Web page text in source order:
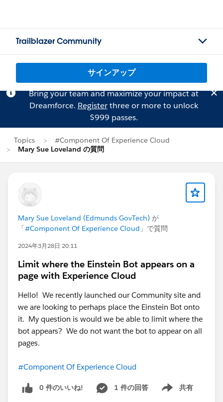
Trailblazer Community
サインアップ
Bring your team and maximize your impact at
Dreamforce. Registerthree or more to unlock
$999 passes.
Topics
#Component Of Experience Cloud
Mary Sue Loveland の質問
Mary Sue Loveland (Edmunds GovTech) が
「#Component Of Experience Cloud 」で質問
2024年3月28日 20:11
Limit where the Einstein Bot appears on a
page with Experience Cloud
Hello! We recently launched our Community site and
we are looking to perhaps place the Einstein Bot onto
it. My question is would we be able to limit where the
bot appears? We do not want the bot to appear on all
pages.
#Component Of Experience Cloud
0 件のいいね! 1 件の回答 共有
Show menu